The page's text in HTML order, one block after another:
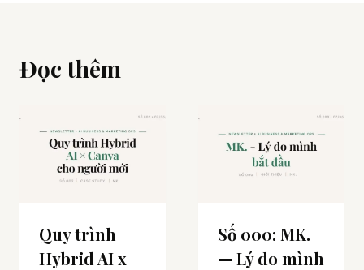
Đọc thêm
Quy trình
Hybrid AI x
Số 000: MK.
— Lý do mình